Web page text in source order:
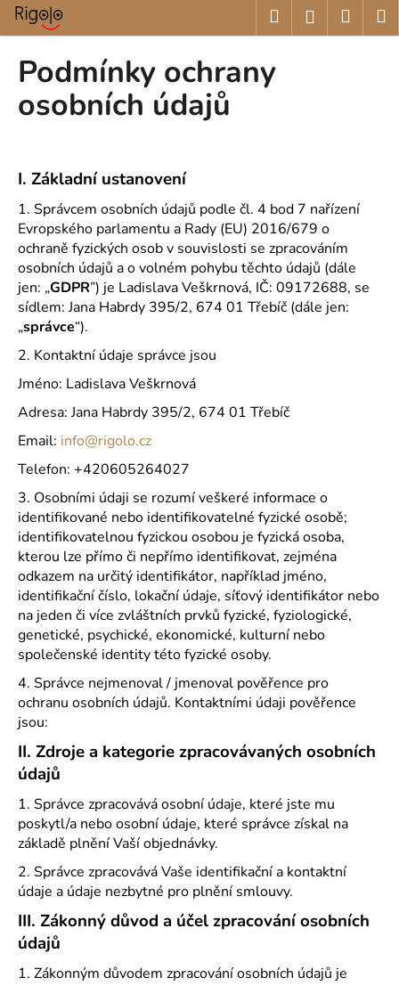
Přejít
obsah
HledatPřihlášení
Podmínky ochrany
osobních údajů
I. Základní ustanovení
1. Správcem osobních údajů podle čl. 4 bod 7 nařízení
Evropského parlamentu a Rady (EU) 2016/679 o
ochraně fyzických osob v souvislosti se zpracováním
osobních údajů a o volném pohybu těchto údajů (dále
jen: „GDPR”) je Ladislava Veškrnová, IČ: 09172688, se
sídlem: Jana Habrdy 395/2, 674 01 Třebíč (dále jen:
„správce“).
2. Kontaktní údaje správce jsou
Jméno: Ladislava Veškrnová
Adresa: Jana Habrdy 395/2, 674 01 Třebíč
Email: info@rigolo.cz
Telefon: +420605264027
3. Osobními údaji se rozumí veškeré informace o
identifikované nebo identifikovatelné fyzické osobě;
identifikovatelnou fyzickou osobou je fyzická osoba,
kterou lze přímo či nepřímo identifikovat, zejména
odkazem na určitý identifikátor, například jméno,
identifikační číslo, lokační údaje, síťový identifikátor nebo
na jeden či více zvláštních prvků fyzické, fyziologické,
genetické, psychické, ekonomické, kulturní nebo
společenské identity této fyzické osoby.
4. Správce nejmenoval / jmenoval pověřence pro
ochranu osobních údajů. Kontaktními údaji pověřence
jsou:
II. Zdroje a kategorie zpracovávaných osobních
údajů
1. Správce zpracovává osobní údaje, které jste mu
poskytl/a nebo osobní údaje, které správce získal na
základě plnění Vaší objednávky.
2. Správce zpracovává Vaše identifikační a kontaktní
údaje a údaje nezbytné pro plnění smlouvy.
III. Zákonný důvod a účel zpracování osobních
údajů
1. Zákonným důvodem zpracování osobních údajů je
o
C
o
o
t
ř
e
b
u
j
e
t
e
n
a
j
í
t
?
HLEDAT
D
o
p
o
r
u
č
u
j
m
e
DĚTSKÉ
INKONTINENČNÍ
BOXERKY